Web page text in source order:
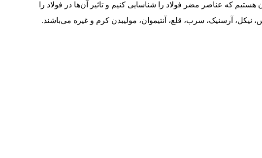
هستیم که عناصر مضر فولاد را شناسایی کنیم و تاثیر آن‌ها در فولاد را
آرسنیک، سرب، قلع، آنتیموان، مولیبدن کرم و غیره می‌باشند.